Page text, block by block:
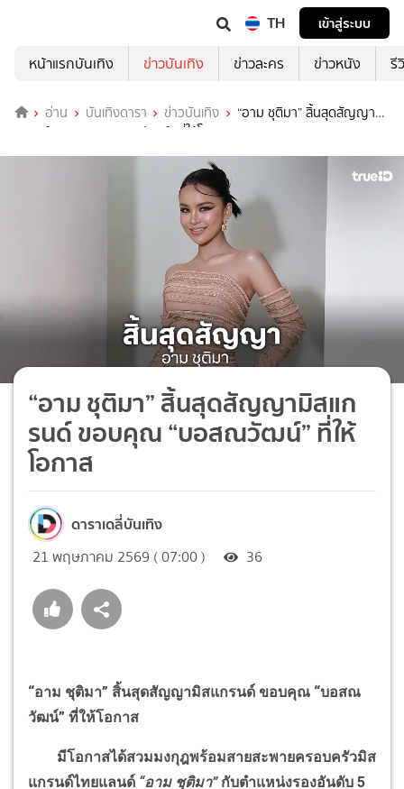
TH
เข้าสู่ระบบ
หน้าแรกบันเทิง
ข่าวบันเทิง ข่าวละคร ข่าวหนัง รี
อ่าน บันเทิงดารา ข่าวบันเทิง
“อาม ชุติมา” สิ้นสุดสัญญามิส
แกรนด์ ขอบคุณ “บอสณวัฒน์” ที่ให้โอกาส
“อาม ชุติมา” สิ้นสุดสัญญามิสแก
รนด์ ขอบคุณ “บอสณวัฒน์” ที่ให้
โอกาส
ดาราเดลี่บันเทิง
21 พฤษภาคม 2569 ( 07:00 ) 36
“อาม ชุติมา” สิ้นสุดสัญญามิสแกรนด์ ขอบคุณ “บอสณ
วัฒน์” ที่ให้โอกาส
มีโอกาสได้สวมมงกุฎพร้อมสายสะพายครอบครัวมิส
แกรนด์ไทยแลนด์ “อาม ชุติมา”กับตำแหน่งรองอันดับ 5